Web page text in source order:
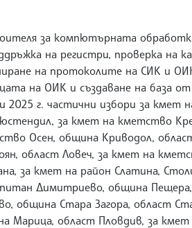
за компютърната
на регистри, проверка на
на протоколите на СИК и
на ОИК и създаване на база от
г. частични избори за кмет
за кмет на кметство
Осен, община Криводол,
област Ловеч, за кмет на
за кмет на район Слатина,
Димитриево, община
община Стара Загора, област
Марица, област Пловдив, за